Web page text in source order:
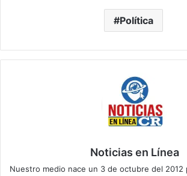
Política
Noticias en Línea
Nuestro medio nace un 3 de octubre del 2012